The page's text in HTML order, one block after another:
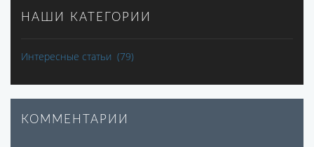
НАШИ КАТЕГОРИИ
Интересные статьи (79)
КОММЕНТАРИИ